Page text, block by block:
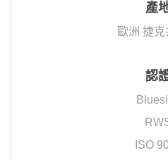
產
歐洲 捷克
認
ISO